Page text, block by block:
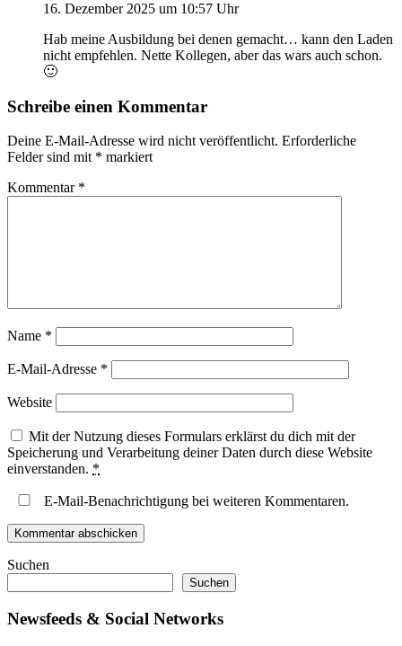
16. Dezember 2025 um 10:57 Uhr
Hab meine Ausbildung bei denen gemacht… kann den Laden
nicht empfehlen. Nette Kollegen, aber das wars auch schon.
🙂
Schreibe einen Kommentar
Deine E-Mail-Adresse wird nicht veröffentlicht. Erforderliche
Felder sind mit * markiert
Kommentar *
Name *
E-Mail-Adresse *
Website
Mit der Nutzung dieses Formulars erklärst du dich mit der
Speicherung und Verarbeitung deiner Daten durch diese Website
einverstanden. *
E-Mail-Benachrichtigung bei weiteren Kommentaren.
Suchen
Suchen
Newsfeeds & Social Networks